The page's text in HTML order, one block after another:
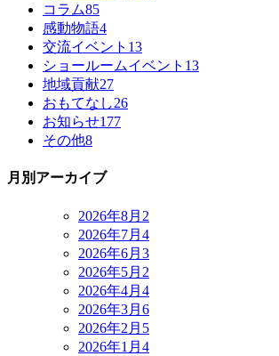
コラム85
感動物語4
交流イベント 13
ショールームイベント 13
地域貢献27
おもてなし26
お知らせ177
その他8
月別アーカイブ
2026年8月 2
2026年7月 4
2026年6月 3
2026年5月 2
2026年4月 4
2026年3月 6
2026年2月 5
2026年1月 4